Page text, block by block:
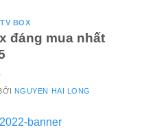
BOX
đáng mua nhất
NGUYEN HAI LONG